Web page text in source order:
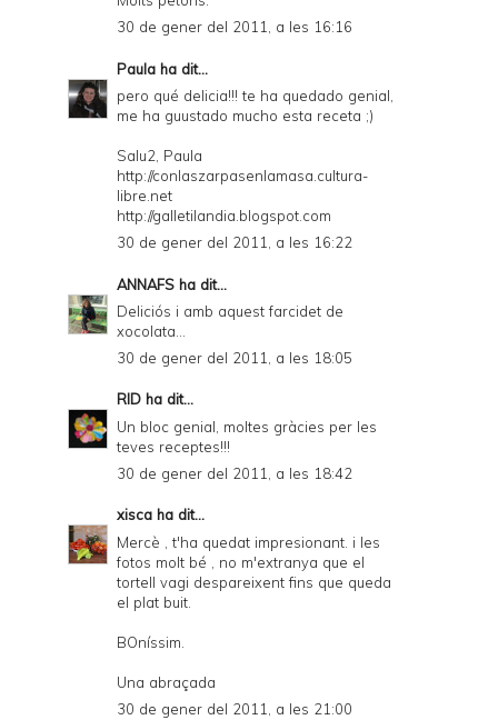
30 de gener del 2011, a les 16:16
Paula ha dit...
pero qué delicia!!! te ha quedado genial,
me ha guustado mucho esta receta ;)
Salu2, Paula
http://conlaszarpasenlamasa.cultura-
libre.net
http://galletilandia.blogspot.com
30 de gener del 2011, a les 16:22
ANNAFS ha dit...
Deliciós i amb aquest farcidet de
xocolata...
30 de gener del 2011, a les 18:05
RID ha dit...
Un bloc genial, moltes gràcies per les
teves receptes!!!
30 de gener del 2011, a les 18:42
xisca ha dit...
Mercè , t'ha quedat impresionant. i les
fotos molt bé , no m'extranya que el
tortell vagi despareixent fins que queda
el plat buit.
BOníssim.
Una abraçada
30 de gener del 2011, a les 21:00